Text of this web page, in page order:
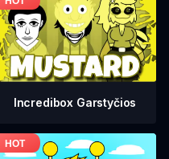
Incredibox Garstyčios